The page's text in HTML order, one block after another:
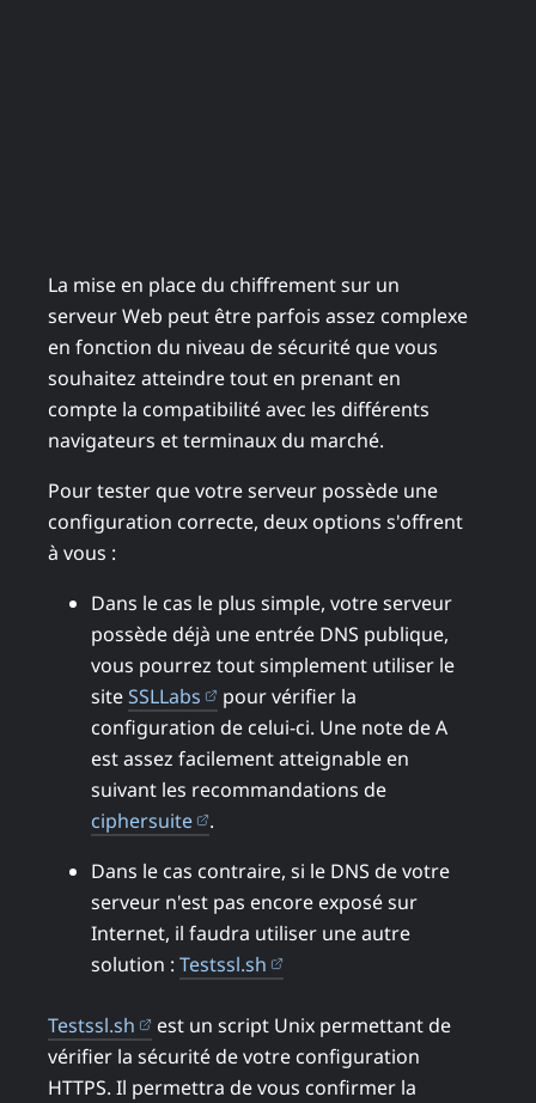
La mise en place du chiffrement sur un
serveur Web peut être parfois assez complexe
en fonction du niveau de sécurité que vous
souhaitez atteindre tout en prenant en
compte la compatibilité avec les différents
navigateurs et terminaux du marché.
Pour tester que votre serveur possède une
configuration correcte, deux options s'offrent
à vous :
Dans le cas le plus simple, votre serveur
possède déjà une entrée DNS publique,
vous pourrez tout simplement utiliser le
siteSSLLabs (ouvre dans un nouvel onglet)
pour vérifier la
configuration de celui-ci. Une note de A
est assez facilement atteignable en
suivant les recommandations de
ciphersuite
(ouvre dans un nouvel onglet)
.
Dans le cas contraire, si le DNS de votre
serveur n'est pas encore exposé sur
Internet, il faudra utiliser une autre
solution : Testssl.sh
Testssl.sh (ouvre dans un nouvel onglet)
est un script Unix permettant de
vérifier la sécurité de votre configuration
HTTPS. Il permettra de vous confirmer la